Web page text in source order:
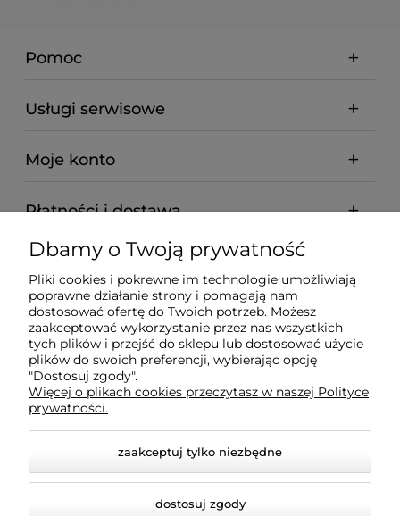
Pomoc
Usługi serwisowe
Moje konto
Płatności i dostawa
Informacje
O nas
Wyposażenie Gastronomii - Projekty Technologiczne -
Sklep Gastronomiczny - Serwis Sprzętu
Gastronomicznego | Gdańsk - Trójmiasto - Pomorskie
Dbamy o Twoją prywatność
Pliki cookies i pokrewne im technologie umożliwiają
poprawne działanie strony i pomagają nam
dostosować ofertę do Twoich potrzeb. Możesz
zaakceptować wykorzystanie przez nas wszystkich
tych plików i przejść do sklepu lub dostosować użycie
plików do swoich preferencji, wybierając opcję
"Dostosuj zgody".
Więcej o plikach cookies przeczytasz w naszej Polityce
prywatności.
zaakceptuj tylko niezbędne
dostosuj zgody